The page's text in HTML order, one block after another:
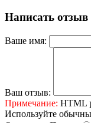
Написать отзыв
Ваше имя:
Ваш отзыв:
Примечание: HTML
Используйте